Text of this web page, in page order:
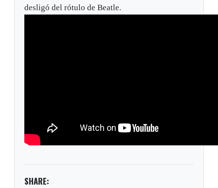
desligó del rótulo de Beatle.
SHARE: